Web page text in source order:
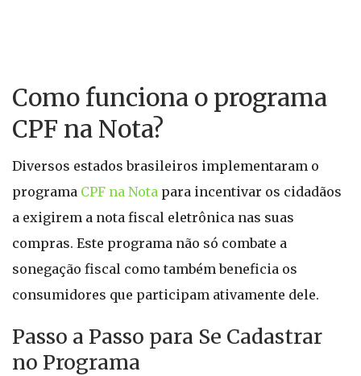
Como funciona o programa
CPF na Nota?
Diversos estados brasileiros implementaram o
programa CPF na Nota para incentivar os cidadãos
a exigirem a nota fiscal eletrônica nas suas
compras. Este programa não só combate a
sonegação fiscal como também beneficia os
consumidores que participam ativamente dele.
Passo a Passo para Se Cadastrar
no Programa